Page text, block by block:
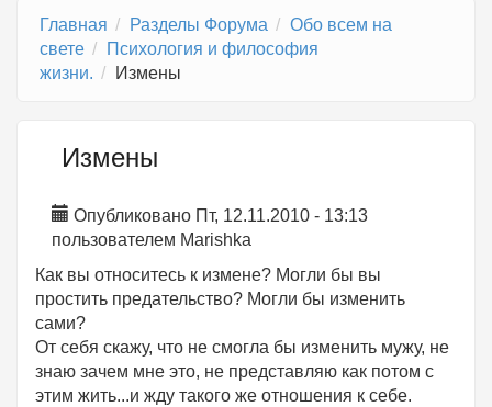
Главная Разделы Форума
Обо всем на
свете
Психология и философия
жизни.
Измены
Измены
Опубликовано Пт, 12.11.2010 - 13:13
пользователем Marishka
Как вы относитесь к измене? Могли бы вы
простить предательство? Могли бы изменить
сами?
От себя скажу, что не смогла бы изменить мужу, не
знаю зачем мне это, не представляю как потом с
этим жить...и жду такого же отношения к себе.